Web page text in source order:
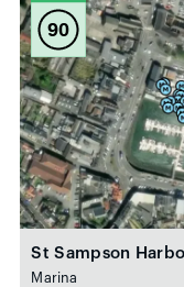
90
St Sampson
Marina